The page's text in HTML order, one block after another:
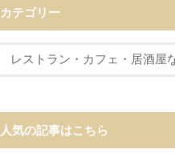
カテゴリー
人気の記事はこちら